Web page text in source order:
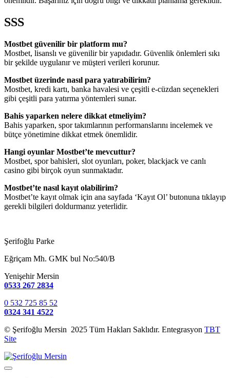
SSS
Mostbet güvenilir bir platform mu?
Mostbet, lisanslı ve güvenilir bir yapıdadır. Güvenlik önlemleri sıkı
bir şekilde uygulanır ve müşteri verileri korunur.
Mostbet üzerinde nasıl para yatırabilirim?
Mostbet, kredi kartı, banka havalesi ve çeşitli e-cüzdan seçenekleri
gibi çeşitli para yatırma yöntemleri sunar.
Bahis yaparken nelere dikkat etmeliyim?
Bahis yaparken, spor takımlarının performanslarını incelemek ve
bütçe yönetimine dikkat etmek önemlidir.
Hangi oyunlar Mostbet’te mevcuttur?
Mostbet, spor bahisleri, slot oyunları, poker, blackjack ve canlı
casino gibi birçok oyun sunmaktadır.
Mostbet’te nasıl kayıt olabilirim?
Mostbet’te kayıt olmak için ana sayfada ‘Kayıt Ol’ butonuna tıklayıp
gerekli bilgileri doldurmanız yeterlidir.
Şerifoğlu Parke
Eğriçam Mh. GMK bul No:540/B
Yenişehir Mersin
0533 267 2834
0 532 725 85 52
0324 341 4522
© Şerifoğlu Mersin 2025 Tüm Hakları Saklıdır. Entegrasyon TBT
Site